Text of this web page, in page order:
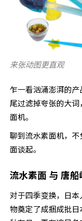
来张动图更直观
乍一看汹涌澎湃的
尾过滤掉夸张的大
面机。
聊到流水素面机，
面谈起。
流水素面 与 唐船
对于四季变换，日
物奠定了成捆成批